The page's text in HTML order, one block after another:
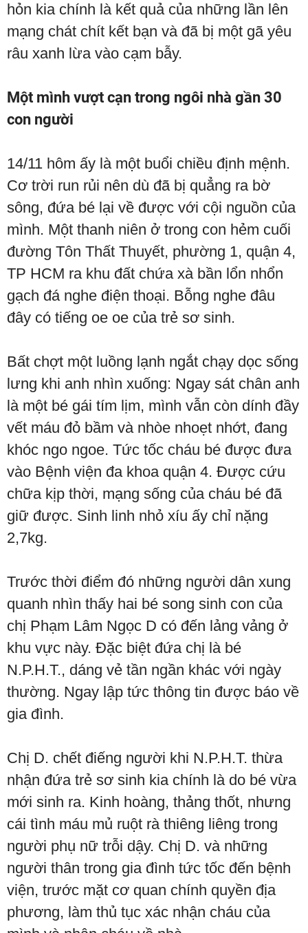
hỏn kia chính là kết quả của những lần lên
mạng chát chít kết bạn và đã bị một gã yêu
râu xanh lừa vào cạm bẫy.
Một mình vượt cạn trong ngôi nhà gần 30
con người
14/11 hôm ấy là một buổi chiều định mệnh.
Cơ trời run rủi nên dù đã bị quẳng ra bờ
sông, đứa bé lại về được với cội nguồn của
mình. Một thanh niên ở trong con hẻm cuối
đường Tôn Thất Thuyết, phường 1, quận 4,
TP HCM ra khu đất chứa xà bần lổn nhổn
gạch đá nghe điện thoại. Bỗng nghe đâu
đây có tiếng oe oe của trẻ sơ sinh.
Bất chợt một luồng lạnh ngắt chạy dọc sống
lưng khi anh nhìn xuống: Ngay sát chân anh
là một bé gái tím lịm, mình vẫn còn dính đầy
vết máu đỏ bầm và nhòe nhoẹt nhớt, đang
khóc ngo ngoe. Tức tốc cháu bé được đưa
vào Bệnh viện đa khoa quận 4. Được cứu
chữa kịp thời, mạng sống của cháu bé đã
giữ được. Sinh linh nhỏ xíu ấy chỉ nặng
2,7kg.
Trước thời điểm đó những người dân xung
quanh nhìn thấy hai bé song sinh con của
chị Phạm Lâm Ngọc D có đến lảng vảng ở
khu vực này. Đặc biệt đứa chị là bé
N.P.H.T., dáng vẻ tần ngần khác với ngày
thường. Ngay lập tức thông tin được báo về
gia đình.
Chị D. chết điếng người khi N.P.H.T. thừa
nhận đứa trẻ sơ sinh kia chính là do bé vừa
mới sinh ra. Kinh hoàng, thảng thốt, nhưng
cái tình máu mủ ruột rà thiêng liêng trong
người phụ nữ trỗi dậy. Chị D. và những
người thân trong gia đình tức tốc đến bệnh
viện, trước mặt cơ quan chính quyền địa
phương, làm thủ tục xác nhận cháu của